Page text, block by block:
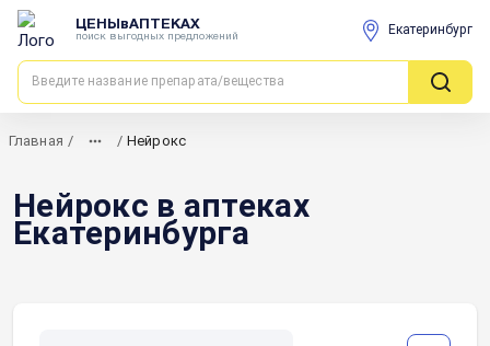
ЦЕНЫвАПТЕКАХ
поиск выгодных предложений Екатеринбург
Главная / / Нейрокс
Нейрокс в аптеках
Екатеринбурга